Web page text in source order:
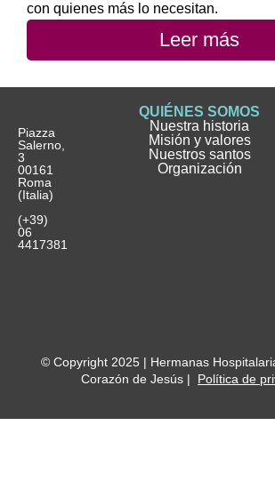
con quienes más lo necesitan.
Leer más
Piazza
Salerno,
3
00161
Roma
(Italia)
(+39)
06
4417381
QUIÉNES SOMOS
Nuestra historia
Misión y valores
Nuestros santos
Organización
© Copyright 2025 | Hermanas
Corazón de Jesús | Política de